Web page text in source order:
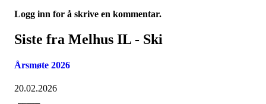
Logg inn for å skrive en kommentar.
Siste fra Melhus IL - Ski
Årsmøte 2026
20.02.2026